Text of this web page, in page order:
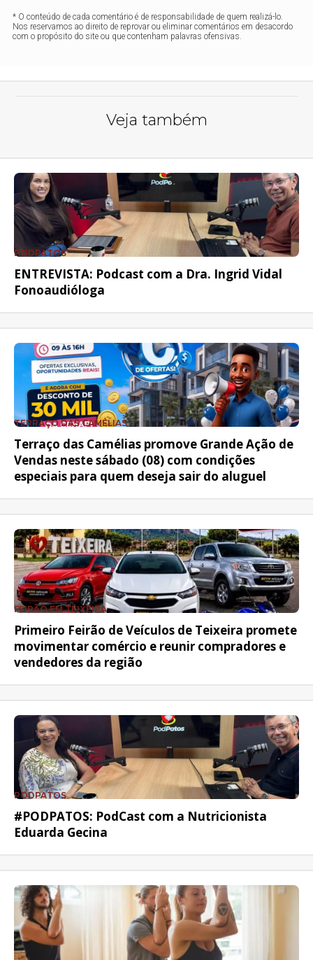
* O conteúdo de cada comentário é de responsabilidade de quem realizá-lo.
Nos reservamos ao direito de reprovar ou eliminar comentários em desacordo
com o propósito do site ou que contenham palavras ofensivas.
Veja também
PODPATOS
ENTREVISTA: Podcast com a Dra. Ingrid Vidal
Fonoaudióloga
TERRAÇO DAS CAMÉLIAS
Terraço das Camélias promove Grande Ação de
Vendas neste sábado (08) com condições
especiais para quem deseja sair do aluguel
FEIRÃO EM TEIXEIRA
Primeiro Feirão de Veículos de Teixeira promete
movimentar comércio e reunir compradores e
vendedores da região
PODPATOS
#PODPATOS: PodCast com a Nutricionista
Eduarda Gecina